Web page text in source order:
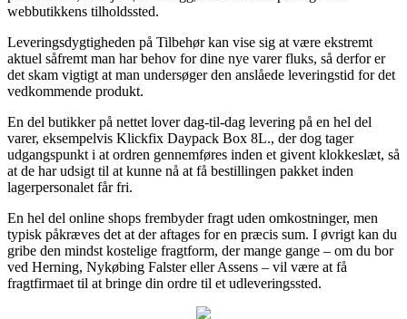
webbutikkens tilholdssted.
Leveringsdygtigheden på Tilbehør kan vise sig at være ekstremt
aktuel såfremt man har behov for dine nye varer fluks, så derfor er
det skam vigtigt at man undersøger den anslåede leveringstid for det
vedkommende produkt.
En del butikker på nettet lover dag-til-dag levering på en hel del
varer, eksempelvis Klickfix Daypack Box 8L., der dog tager
udgangspunkt i at ordren gennemføres inden et givent klokkeslæt, så
at de har udsigt til at kunne nå at få bestillingen pakket inden
lagerpersonalet får fri.
En hel del online shops frembyder fragt uden omkostninger, men
typisk påkræves det at der aftages for en præcis sum. I øvrigt kan du
gribe den mindst kostelige fragtform, der mange gange – om du bor
ved Herning, Nykøbing Falster eller Assens – vil være at få
fragtfirmaet til at bringe din ordre til et udleveringssted.